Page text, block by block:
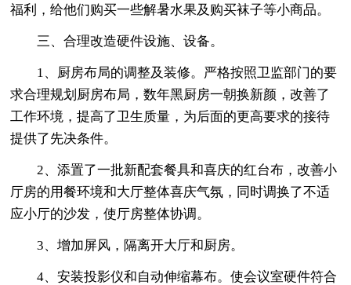
福利，给他们购买一些解暑水果及购买袜子等小商品。
三、合理改造硬件设施、设备。
1、厨房布局的调整及装修。严格按照卫监部门的要
求合理规划厨房布局，数年黑厨房一朝换新颜，改善了
工作环境，提高了卫生质量，为后面的更高要求的接待
提供了先决条件。
2、添置了一批新配套餐具和喜庆的红台布，改善小
厅房的用餐环境和大厅整体喜庆气氛，同时调换了不适
应小厅的沙发，使厅房整体协调。
3、增加屏风，隔离开大厅和厨房。
4、安装投影仪和自动伸缩幕布。使会议室硬件符合